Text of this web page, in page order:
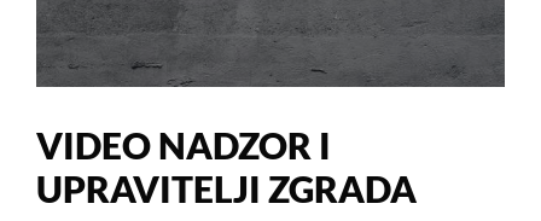
VIDEO NADZOR I
UPRAVITELJI ZGRADA